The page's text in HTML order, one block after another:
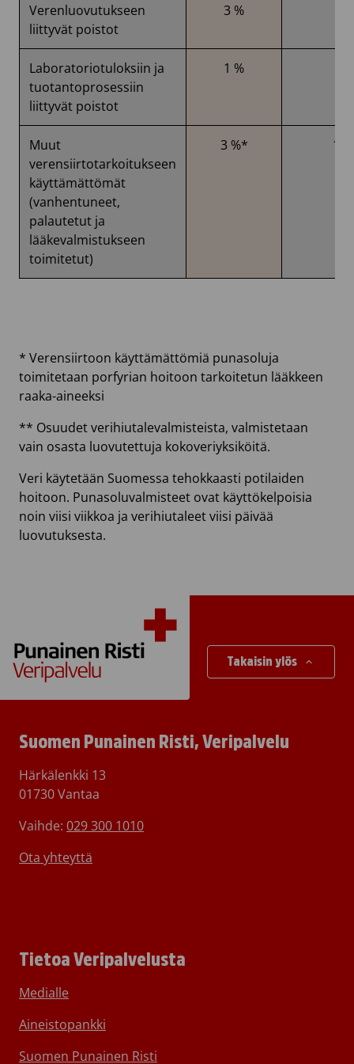
Verenluovutukseen
liittyvät poistot
3 %
Laboratoriotuloksiin ja
tuotantoprosessiin
liittyvät poistot
1 %
Muut
verensiirtotarkoitukseen
käyttämättömät
(vanhentuneet,
palautetut ja
lääkevalmistukseen
toimitetut)
3 %* 15
* Verensiirtoon käyttämättömiä punasoluja
toimitetaan porfyrian hoitoon tarkoitetun lääkkeen
raaka-aineeksi
** Osuudet verihiutalevalmisteista, valmistetaan
vain osasta luovutettuja kokoveriyksiköitä.
Veri käytetään Suomessa tehokkaasti potilaiden
hoitoon. Punasoluvalmisteet ovat käyttökelpoisia
noin viisi viikkoa ja verihiutaleet viisi päivää
luovutuksesta.
Takaisin ylös
Suomen Punainen Risti, Veripalvelu
Härkälenkki 13
01730 Vantaa
Vaihde: 029 300 1010
Ota yhteyttä
Tietoa Veripalvelusta
Medialle
Aineistopankki
Suomen Punainen Risti